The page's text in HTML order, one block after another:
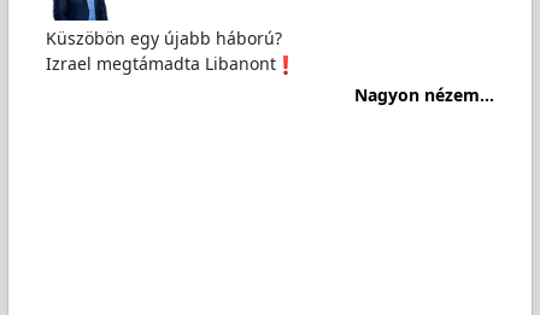
Küszöbön egy újabb háború?
Izrael megtámadta Libanont
Nagyon nézem...